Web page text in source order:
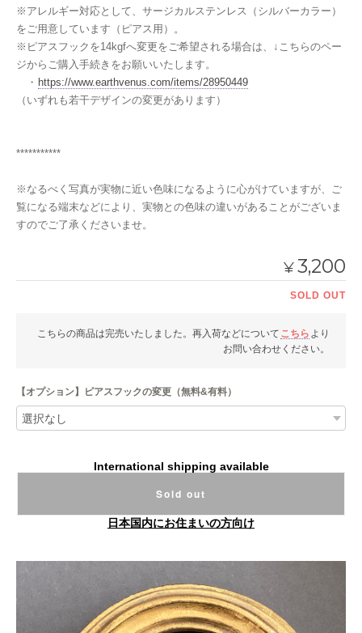
※アレルギー対応として、サージカルステンレス（シルバーカラー）
をご用意しています（ピアス用）。
※ピアスフックを14kgfへ変更をご希望される場合は、↓こちらのペー
ジからご購入手続きをお願いいたします。
・ https://www.earthvenus.com/items/28950449
（いずれも若干デザインの変更があります）
***********
※なるべく写真が実物に近い色味になるように心がけていますが、ご
覧になる端末などにより、実物との色味の違いがあることがございま
すのでご了承くださいませ。
¥3,200
SOLD OUT
こちらの商品は完売いたしました。再入荷などについて こちら より
お問い合わせください。
【オプション】ピアスフックの変更（無料&有料）
International shipping available
Sold out
日本国内にお住まいの方向け